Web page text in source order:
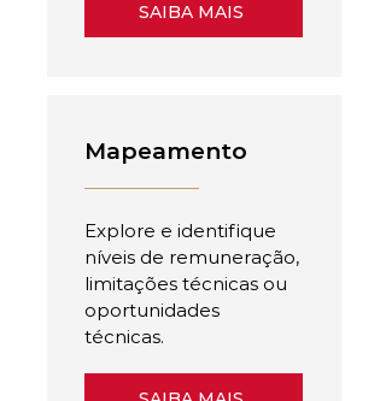
SAIBA MAIS
Mapeamento
Explore e identifique
níveis de remuneração,
limitações técnicas ou
oportunidades
técnicas.